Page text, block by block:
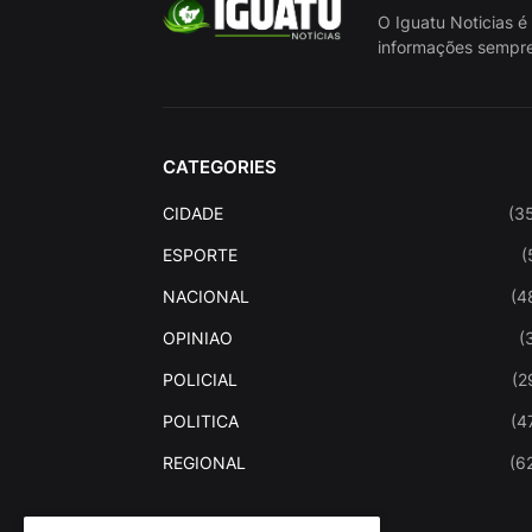
O Iguatu Noticias
informações
CATEGORIES
CIDADE
ESPORTE
NACIONAL
OPINIAO
POLICIAL
POLITICA
REGIONAL